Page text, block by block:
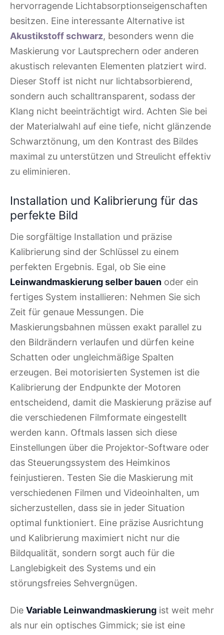
hervorragende Lichtabsorptionseigenschaften
besitzen. Eine interessante Alternative ist
Akustikstoff schwarz, besonders wenn die
Maskierung vor Lautsprechern oder anderen
akustisch relevanten Elementen platziert wird.
Dieser Stoff ist nicht nur lichtabsorbierend,
sondern auch schalltransparent, sodass der
Klang nicht beeinträchtigt wird. Achten Sie bei
der Materialwahl auf eine tiefe, nicht glänzende
Schwarztönung, um den Kontrast des Bildes
maximal zu unterstützen und Streulicht effektiv
zu eliminieren.
Installation und Kalibrierung für das
perfekte Bild
Die sorgfältige Installation und präzise
Kalibrierung sind der Schlüssel zu einem
perfekten Ergebnis. Egal, ob Sie eine
Leinwandmaskierung selber bauen oder ein
fertiges System installieren: Nehmen Sie sich
Zeit für genaue Messungen. Die
Maskierungsbahnen müssen exakt parallel zu
den Bildrändern verlaufen und dürfen keine
Schatten oder ungleichmäßige Spalten
erzeugen. Bei motorisierten Systemen ist die
Kalibrierung der Endpunkte der Motoren
entscheidend, damit die Maskierung präzise auf
die verschiedenen Filmformate eingestellt
werden kann. Oftmals lassen sich diese
Einstellungen über die Projektor-Software oder
das Steuerungssystem des Heimkinos
feinjustieren. Testen Sie die Maskierung mit
verschiedenen Filmen und Videoinhalten, um
sicherzustellen, dass sie in jeder Situation
optimal funktioniert. Eine präzise Ausrichtung
und Kalibrierung maximiert nicht nur die
Bildqualität, sondern sorgt auch für die
Langlebigkeit des Systems und ein
störungsfreies Sehvergnügen.
Die Variable Leinwandmaskierung ist weit mehr
als nur ein optisches Gimmick; sie ist eine